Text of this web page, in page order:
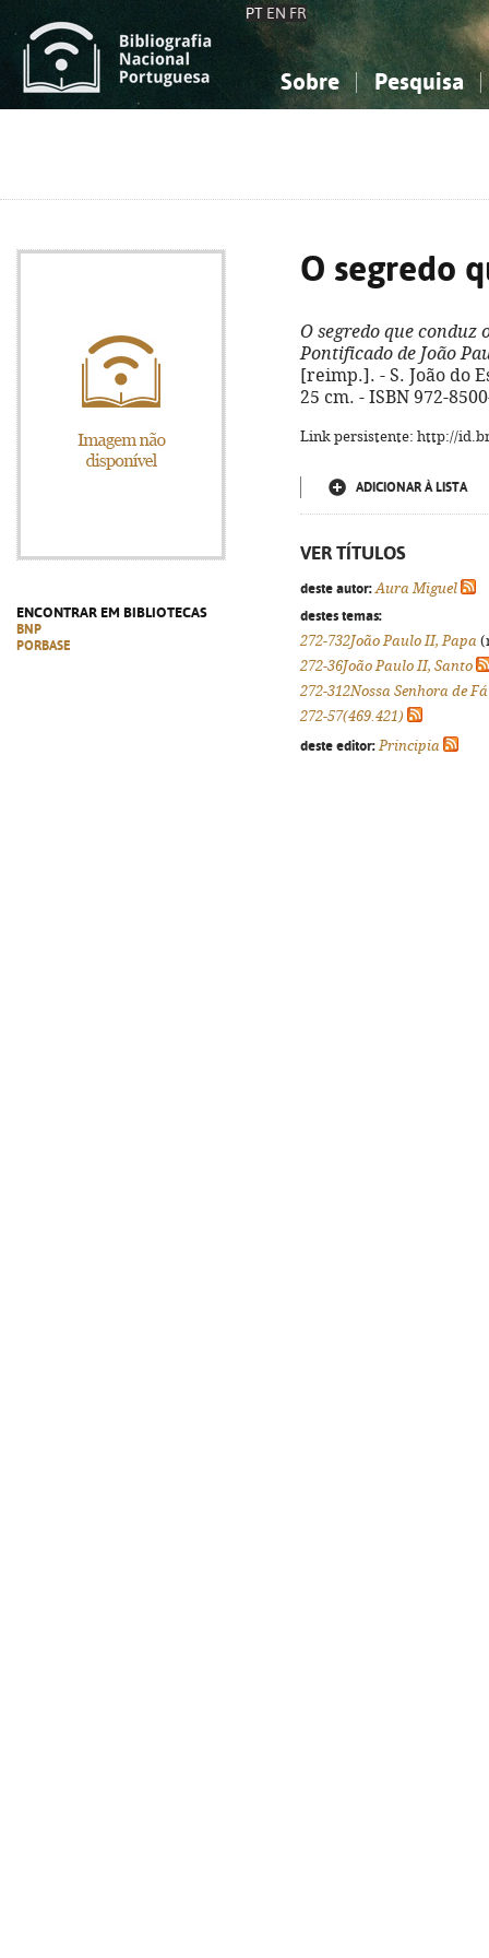
PT EN FR
Sobre Pesquisa
ENCONTRAR EM BIBLIOTECAS
BNP
PORBASE
O segredo
O segredo que conduz
Pontificado de João
[reimp.]. - S. João do
25 cm. - ISBN 972-
Link persistente: http://
ADICIONAR À LISTA
VER TÍTULOS
deste autor: Aura Miguel
destes temas:
272-732João Paulo II, Papa
272-36João Paulo II, Santo
272-312Nossa Senhora de
272-57(469.421)
deste editor: Principia